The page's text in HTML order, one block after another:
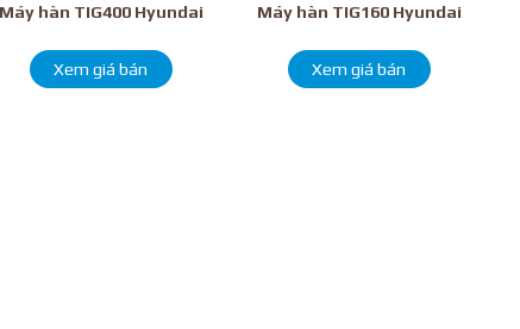
Máy hàn TIG400 Hyundai
Xem giá bán
Máy hàn TIG160 Hyundai
Xem giá bán